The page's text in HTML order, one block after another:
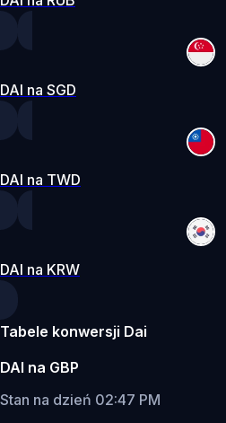
DAI na SGD
DAI na TWD
DAI na KRW
Tabele konwersji Dai
DAI na GBP
Stan na dzień 02:47 PM